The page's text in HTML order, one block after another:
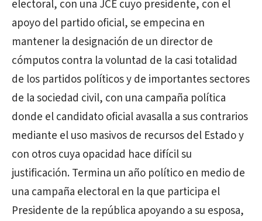
electoral, con una JCE cuyo presidente, con el
apoyo del partido oficial, se empecina en
mantener la designación de un director de
cómputos contra la voluntad de la casi totalidad
de los partidos políticos y de importantes sectores
de la sociedad civil, con una campaña política
donde el candidato oficial avasalla a sus contrarios
mediante el uso masivos de recursos del Estado y
con otros cuya opacidad hace difícil su
justificación. Termina un año político en medio de
una campaña electoral en la que participa el
Presidente de la república apoyando a su esposa,